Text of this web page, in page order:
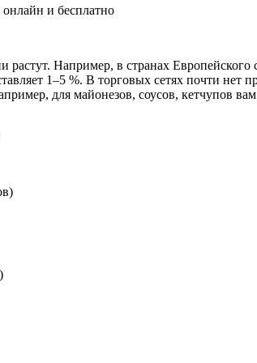
и бесплатно
Например, в странах
1–5 %. В торговых сетях почти нет
для майонезов, соусов, кетчупов